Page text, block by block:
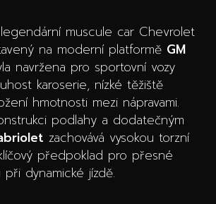
muscule car Chevrolet
na moderní platformě GM
navržena pro sportovní vozy
karoserie, nízké těžiště
hmotnosti mezi nápravami.
podlahy a dodatečným
zachovává vysokou torzní
předpoklad pro přesné
dynamické jízdě.